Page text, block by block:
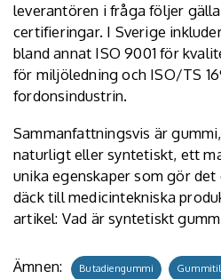
leverantören i fråga följer
certifieringar. I Sverige
bland annat ISO 9001för
för miljöledning och ISO/TS
fordonsindustrin.
Sammanfattningsvis är
naturligt eller syntetiskt, ett
unika egenskaper som gör
däck till medicintekniska
artikel: Vad är syntetiskt
Ämnen: Butadiengummi